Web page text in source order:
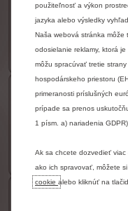
Jumper Furgon
30 490 € bez
Viac detailov
Jumper Furgon
DOSTUPNÉ AJ V
Viac detailov
použiteľnosť a výkon
jazyka alebo výsledky
Naša webová stránka
odosielanie reklamy, ktorá
môžu spracúvať tretie
hospodárskeho priestoru
primeranosti príslušných
prípade sa prenos
1 písm. a) nariadenia GDPR).
Ak sa chcete dozvedieť
ako ich spravovať, môžete
cookie alebo kliknúť na